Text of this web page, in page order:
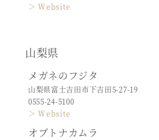
＞ Website
山梨県
メガネのフジタ
山梨県富士吉田市下吉田5-27-19
0555-24-5100
＞ Website
オプトナカムラ